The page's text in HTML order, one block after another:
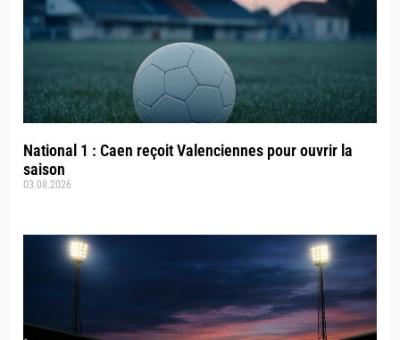
National 1 : Caen reçoit Valenciennes pour ouvrir la
saison
03.08.2026